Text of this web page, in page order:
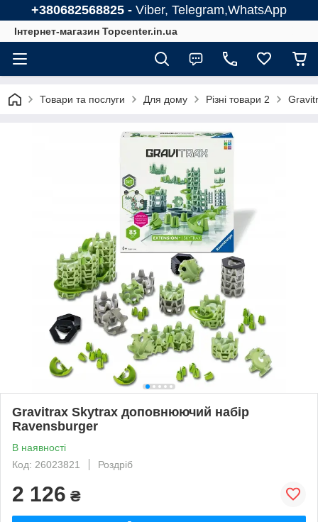
+380682568825 - Viber, Telegram,WhatsApp
Інтернет-магазин Topcenter.in.ua
Товари та послуги Для дому Різні товари 2
Gravitrax Skytrax доповнюючий набір
Ravensburger
В наявності
Код: 26023821
Роздріб
2 126 ₴